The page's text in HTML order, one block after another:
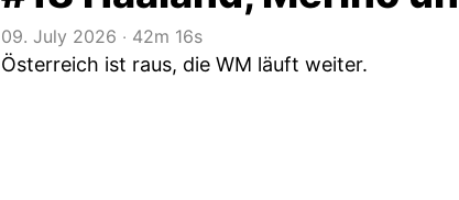
09. July 2026 ‧ 42m 16s
Österreich ist raus, die WM läuft weiter.